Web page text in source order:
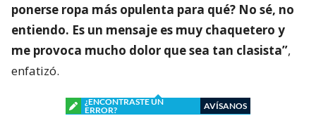
ponerse ropa más opulenta para qué? No sé, no
entiendo. Es un mensaje es muy chaquetero y
me provoca mucho dolor que sea tan clasista”,
enfatizó.
¿ENCONTRASTE UN
ERROR?
AVÍSANOS